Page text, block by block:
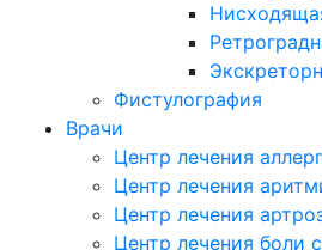
Фистулография
Врачи
Центр лечения
Центр лечения
Центр лечения
Центр лечения боли